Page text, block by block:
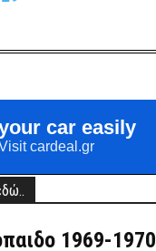
car easily
cardeal.gr
1969-1970